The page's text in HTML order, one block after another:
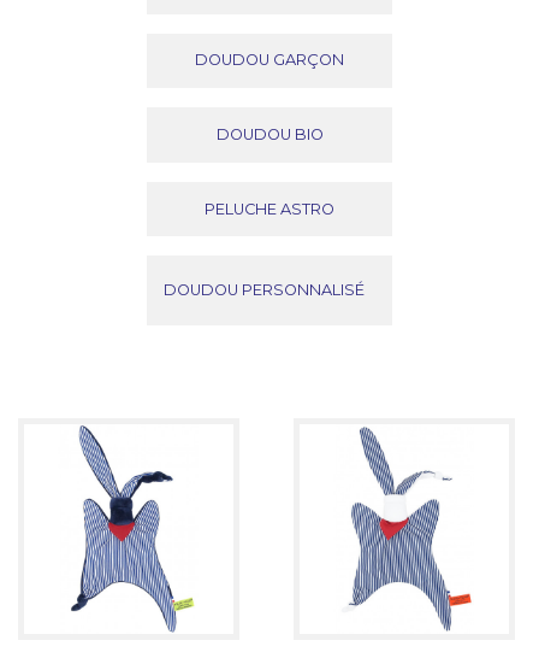
DOUDOU GARÇON
DOUDOU BIO
PELUCHE ASTRO
DOUDOU PERSONNALISÉ